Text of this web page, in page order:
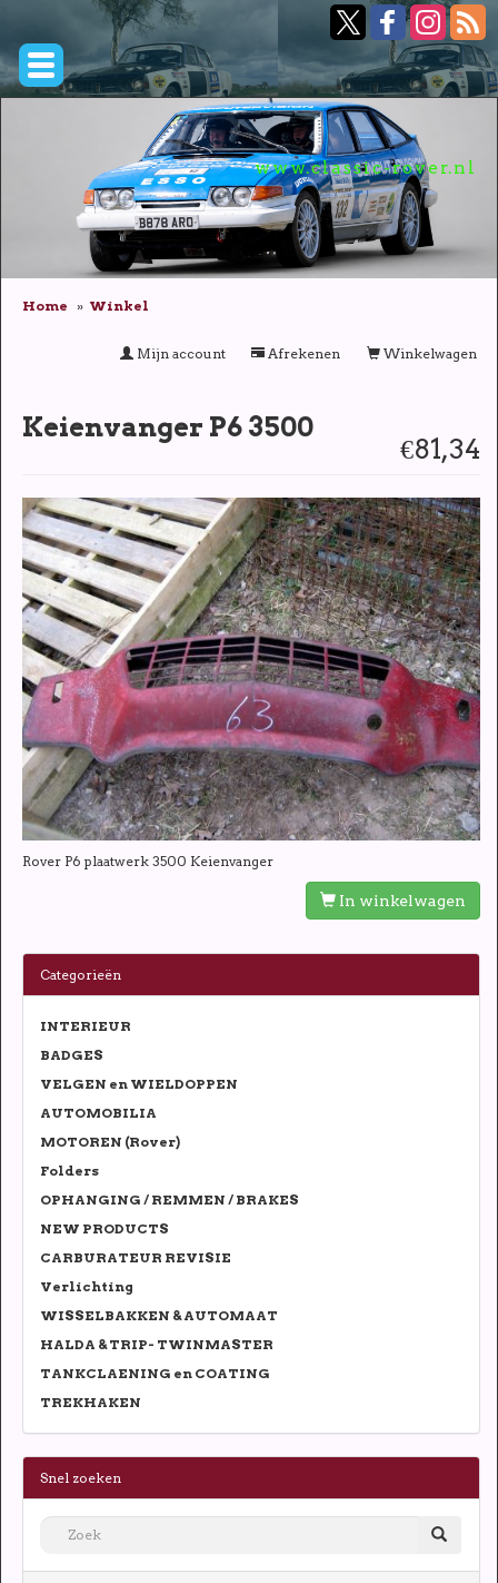
www.classic-rover.nl
Home Winkel
Winkelwagen
Afrekenen
Mijn account
€81,34
Keienvanger P6 3500
Rover P6 plaatwerk 3500 Keienvanger
In winkelwagen
Categorieën
INTERIEUR
BADGES
VELGEN en WIELDOPPEN
AUTOMOBILIA
MOTOREN (Rover)
Folders
OPHANGING / REMMEN / BRAKES
NEW PRODUCTS
CARBURATEUR REVISIE
Verlichting
WISSELBAKKEN & AUTOMAAT
HALDA & TRIP- TWINMASTER
TANKCLAENING en COATING
TREKHAKEN
Snel zoeken